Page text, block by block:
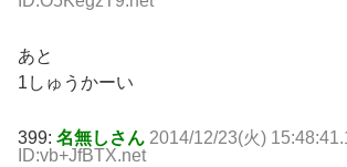
あと
1しゅうかーい
399: 名無しさん 2014/12/23(火)
ID:vb+JfBTX.net